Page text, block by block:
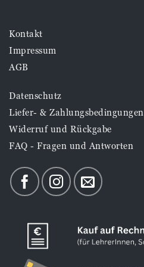
Kontakt
Impressum
AGB
Datenschutz
Liefer- & Zahlungsbedingungen
Widerruf und Rückgabe
FAQ - Fragen und Antworten